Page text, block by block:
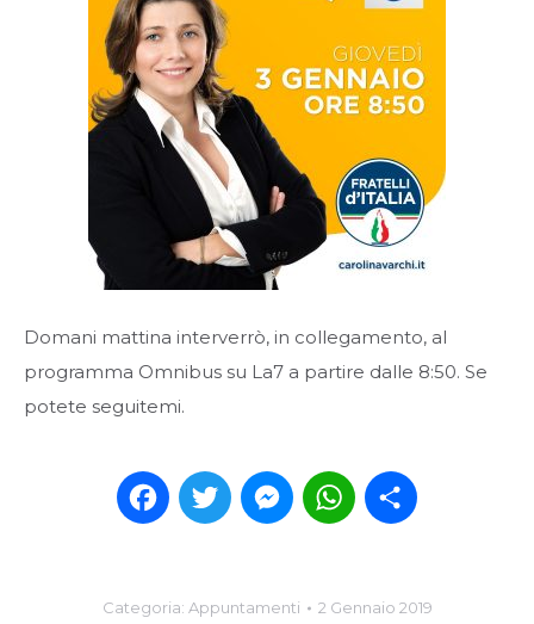
Domani mattina interverrò, in collegamento, al
programma Omnibus su La7 a partire dalle 8:50. Se
potete seguitemi.
FacebookTwitter MessengerWhatsApp
Categoria: Appuntamenti 2 Gennaio 2019